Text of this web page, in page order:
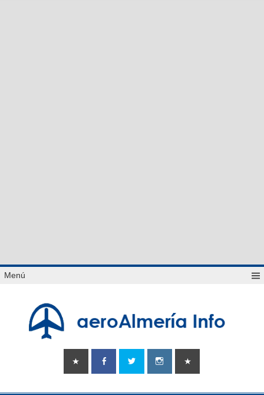
Saltar
alMenú
aeroAlmería
info
Tu portal sobre el aeropuerto de Almería